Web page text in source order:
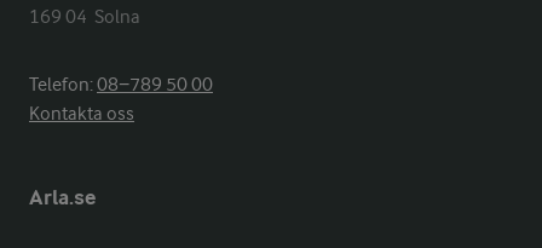
169 04  Solna
Telefon:08−789 50 00
Kontakta oss
Arla.se